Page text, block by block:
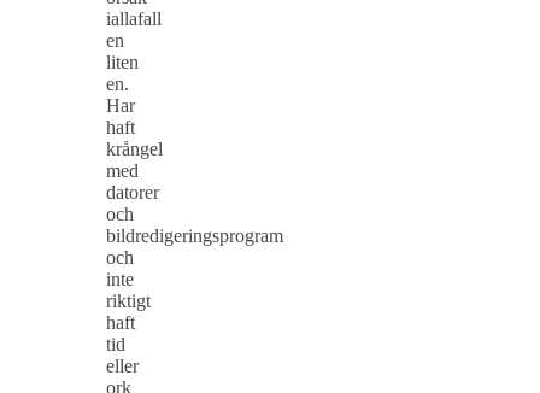
iallafall
en
liten
en.
Har
haft
krångel
med
datorer
och
bildredigeringsprogram
och
inte
riktigt
haft
tid
eller
ork